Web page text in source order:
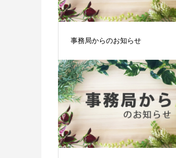
事務局からのお知らせ